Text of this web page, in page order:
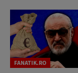
FANATIK.RO